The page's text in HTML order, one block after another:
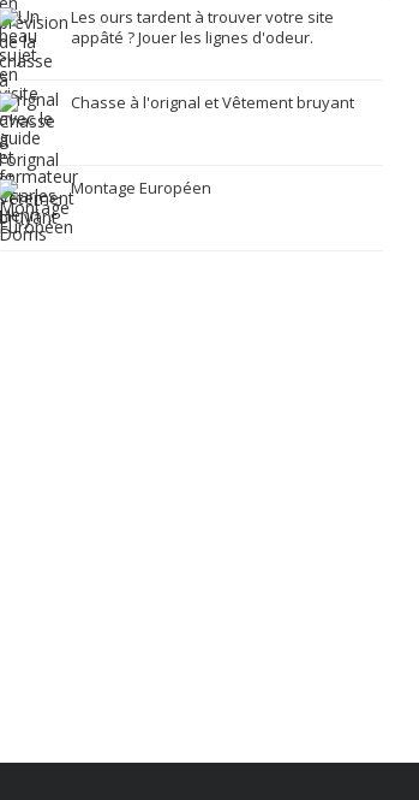
Les ours tardent à trouver votre site
appâté ? Jouer les lignes d'odeur.
Chasse à l'orignal et Vêtement bruyant
Montage Européen